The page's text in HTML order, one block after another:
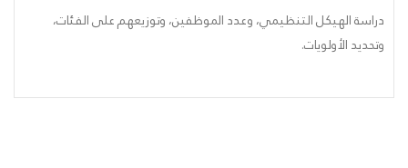
دراسة الهيكل التنظيمي، وعدد الموظفين، وتوزيعهم على الفئات،
وتحديد الأولويات.